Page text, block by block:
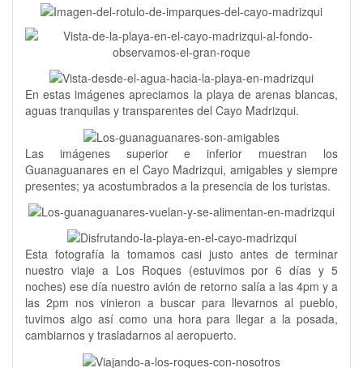
En estas imágenes apreciamos la playa de arenas blancas,
aguas tranquilas y transparentes del Cayo Madrizqui.
Las imágenes superior e inferior muestran los
Guanaguanares en el Cayo Madrizqui, amigables y siempre
presentes; ya acostumbrados a la presencia de los turistas.
Esta fotografía la tomamos casi justo antes de terminar
nuestro viaje a Los Roques (estuvimos por 6 días y 5
noches) ese día nuestro avión de retorno salía a las 4pm y a
las 2pm nos vinieron a buscar para llevarnos al pueblo,
tuvimos algo así como una hora para llegar a la posada,
cambiarnos y trasladarnos al aeropuerto.